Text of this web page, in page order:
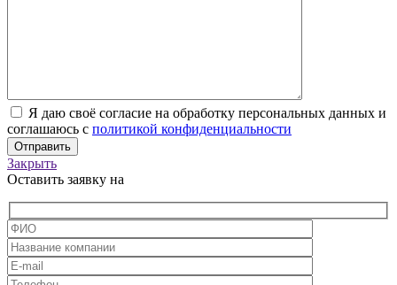
Я даю своё согласие на обработку персональных данных и
соглашаюсь с политикой конфиденциальности
Закрыть
Оставить заявку на